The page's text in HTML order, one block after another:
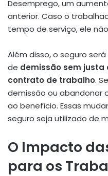
Desemprego, um
anterior. Caso o
tempo de serviço, ele
Além disso, o seguro
de demissão sem justa
contrato de trabalho.
demissão ou abandonar
ao benefício. Essas
seguro seja utilizado de
O Impacto
para os